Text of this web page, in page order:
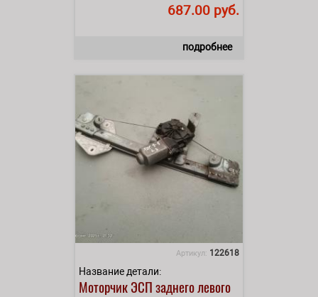
687.00 руб.
подробнее
Артикул: 122618
Название детали:
Моторчик ЭСП заднего левого